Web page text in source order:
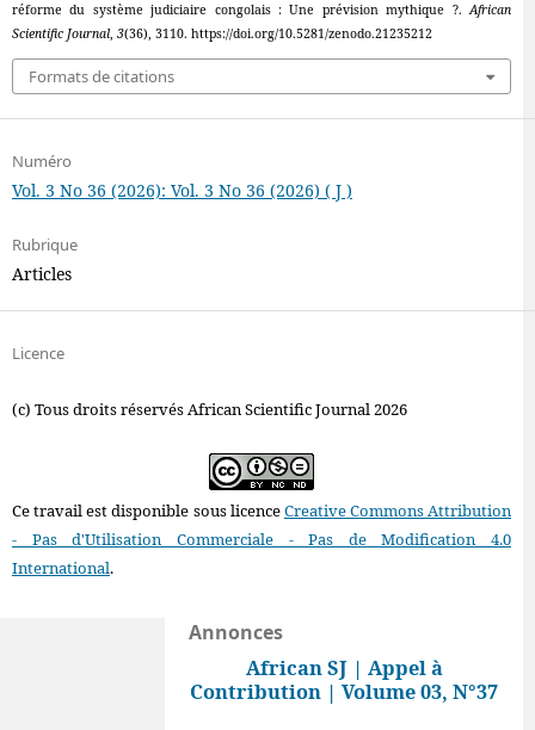
réforme du système judiciaire congolais : Une prévision mythique ?.African
Scientific Journal, 3(36), 3110. https://doi.org/10.5281/zenodo.21235212
Formats de citations
Numéro
Vol. 3 No 36 (2026): Vol. 3 No 36 (2026) ( J )
Rubrique
Articles
Licence
(c) Tous droits réservés African Scientific Journal 2026
Ce travail est disponible sous licenceCreative Commons Attribution
- Pas d'Utilisation Commerciale - Pas de Modification 4.0
International.
Annonces
African SJ | Appel à
Contribution | Volume 03, N°37